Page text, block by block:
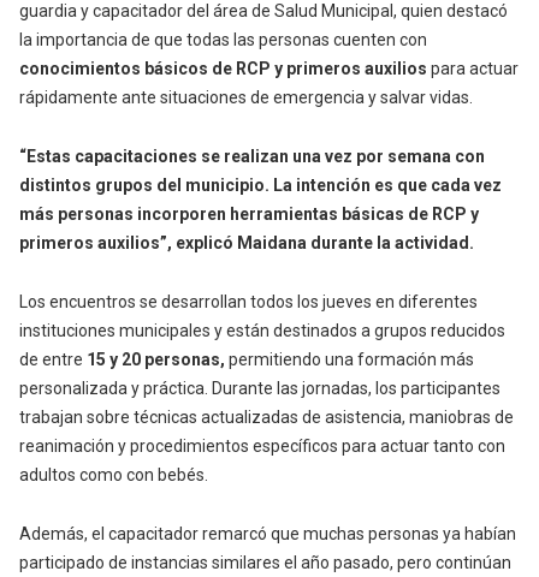
guardia y capacitador del área de Salud Municipal, quien destacó
la importancia de que todas las personas cuenten con
conocimientos básicos de RCP y primeros auxilios para actuar
rápidamente ante situaciones de emergencia y salvar vidas.
“Estas capacitaciones se realizan una vez por semana con
distintos grupos del municipio. La intención es que cada vez
más personas incorporen herramientas básicas de RCP y
primeros auxilios”, explicó Maidana durante la actividad.
Los encuentros se desarrollan todos los jueves en diferentes
instituciones municipales y están destinados a grupos reducidos
de entre 15 y 20 personas, permitiendo una formación más
personalizada y práctica. Durante las jornadas, los participantes
trabajan sobre técnicas actualizadas de asistencia, maniobras de
reanimación y procedimientos específicos para actuar tanto con
adultos como con bebés.
Además, el capacitador remarcó que muchas personas ya habían
participado de instancias similares el año pasado, pero continúan